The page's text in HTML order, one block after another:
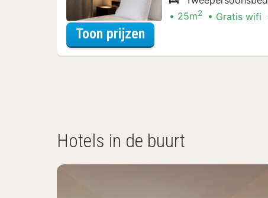
25m2 Gratis wifi
Toon prijzen
Hotels in de buurt